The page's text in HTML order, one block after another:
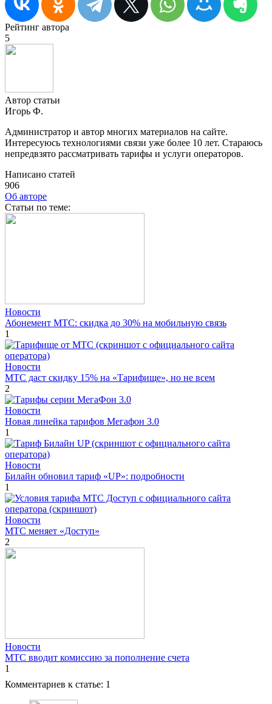
Рейтинг автора
5
Автор статьи
Игорь Ф.
Администратор и автор многих материалов на сайте.
Интересуюсь технологиями связи уже более 10 лет. Стараюсь
непредвзято рассматривать тарифы и услуги операторов.
Написано статей
906
Об авторе
Cтатьи по теме:
Новости
Абонемент МТС: скидка до 30% на мобильную связь
1
Новости
МТС даст скидку 15% на «Тарифище», но не всем
2
Новости
Новая линейка тарифов Мегафон 3.0
1
Новости
Билайн обновил тариф «UP»: подробности
1
Новости
МТС меняет «Доступ»
2
Новости
МТС вводит комиссию за пополнение счета
1
Комментариев к статье: 1